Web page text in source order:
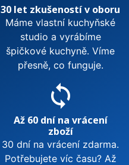
30 let zkušeností v oboru
Máme vlastní kuchyňské
studio a vyrábíme
špičkové kuchyně. Víme
přesně, co funguje.
sync
Až 60 dní na vrácení
zboží
30 dní na vrácení zdarma.
Potřebujete víc času? Až